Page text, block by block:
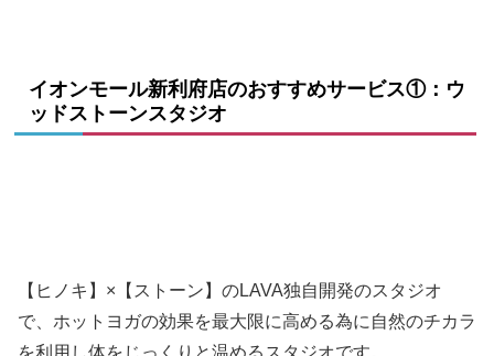
イオンモール新利府店のおすすめサービス①：ウ
ッドストーンスタジオ
【ヒノキ】×【ストーン】のLAVA独自開発のスタジオ
で、ホットヨガの効果を最大限に高める為に自然のチカラ
を利用し体をじっくりと温めるスタジオです。